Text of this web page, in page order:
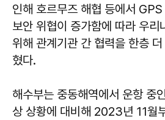
인해 호르무즈 해협 등에서
보안 위협이 증가함에 따라 우리
위해 관계기관 간 협력을 한층
혔다.
해수부는 중동해역에서 운항 중
상 상황에 대비해 2023년 11월